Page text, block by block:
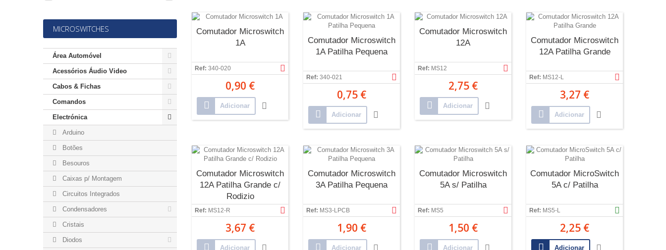
MICROSWITCHES
Área Automóvel
Acessórios Áudio Video
Cabos & Fichas
Comandos
Electrónica
Arduino
Botões
Besouros
Caixas p/ Montagem
Circuitos Integrados
Condensadores
Cristais
Diodos
Comutador Microswitch
1A
Ref: 340-020
0,90 €
Adicionar
Comutador Microswitch
1A Patilha Pequena
Ref: 340-021
0,75 €
Adicionar
Comutador Microswitch
12A
Ref: MS12
2,75 €
Adicionar
Comutador Microswitch
12A Patilha Grande
Ref: MS12-L
3,27 €
Adicionar
Comutador Microswitch
12A Patilha Grande c/
Rodizio
Ref: MS12-R
3,67 €
Adicionar
Comutador Microswitch
3A Patilha Pequena
Ref: MS3-LPCB
1,90 €
Adicionar
Comutador Microswitch
5A s/ Patilha
Ref: MS5
1,50 €
Adicionar
Comutador MicroSwitch
5A c/ Patilha
Ref: MS5-L
2,25 €
Adicionar